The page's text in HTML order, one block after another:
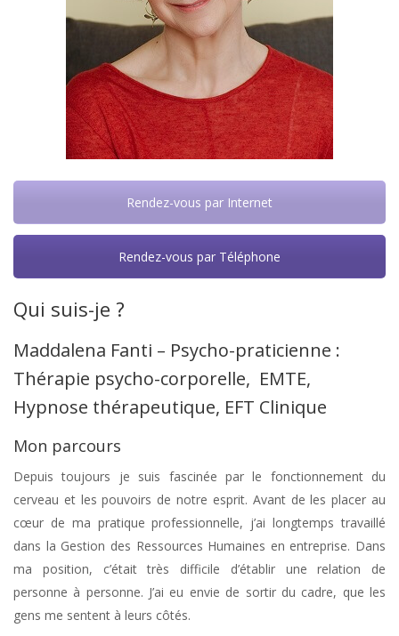
Qui suis-je ?
Maddalena Fanti – Psycho-praticienne :
Thérapie psycho-corporelle, EMTE,
Hypnose thérapeutique, EFT Clinique
Mon parcours
Depuis toujours je suis fascinée par le fonctionnement du
cerveau et les pouvoirs de notre esprit. Avant de les placer au
cœur de ma pratique professionnelle, j’ai longtemps travaillé
dans la Gestion des Ressources Humaines en entreprise. Dans
ma position, c’était très difficile d’établir une relation de
personne à personne. J’ai eu envie de sortir du cadre, que les
gens me sentent à leurs côtés.
Rendez-vous par Internet
Rendez-vous par Téléphone